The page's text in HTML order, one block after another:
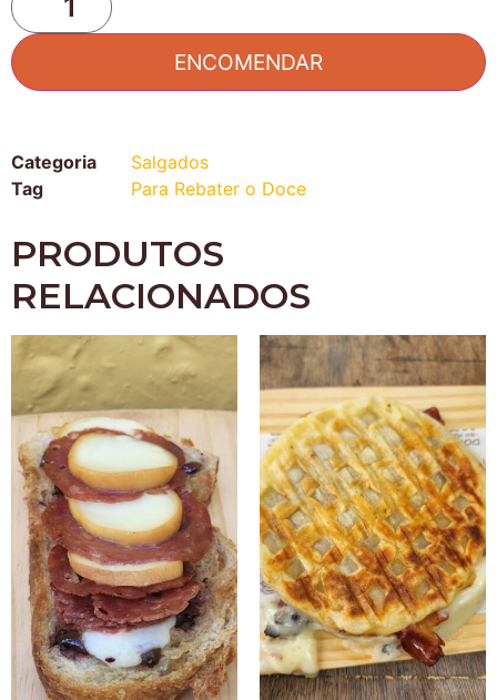
ENCOMENDAR
Categoria
Salgados
Tag
Para Rebater o Doce
PRODUTOS
RELACIONADOS